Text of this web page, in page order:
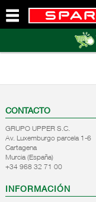
SOMOS
CONTACTO
GRUPO UPPER S.C.
Av. Luxemburgo parcela 1-6
Cartagena
Murcia (España)
+34 968 32 71 00
INFORMACIÓN